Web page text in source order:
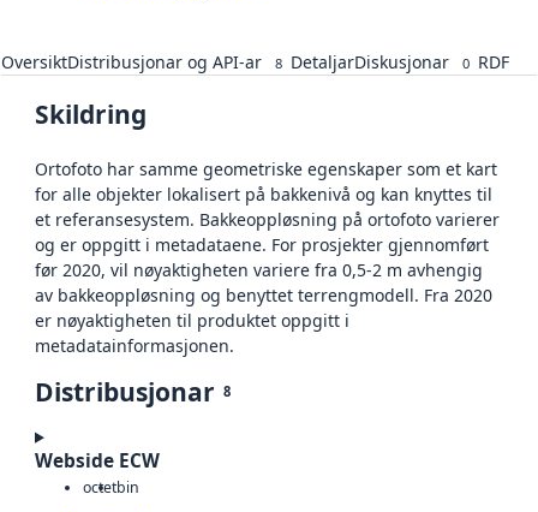
OversiktDistribusjonar og API-ar 8 DetaljarDiskusjonar 0 RDF
Skildring
Ortofoto har samme geometriske egenskaper som et kart
for alle objekter lokalisert på bakkenivå og kan knyttes til
et referansesystem. Bakkeoppløsning på ortofoto varierer
og er oppgitt i metadataene. For prosjekter gjennomført
før 2020, vil nøyaktigheten variere fra 0,5-2 m avhengig
av bakkeoppløsning og benyttet terrengmodell. Fra 2020
er nøyaktigheten til produktet oppgitt i
metadatainformasjonen.
Distribusjonar 8
Webside ECW
octetbin